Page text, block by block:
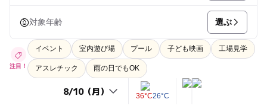
対象年齢 選ぶ
注目！
イベント 室内遊び場 プール 子ども映画 工場見学
アスレチック 雨の日でもOK
36°C26°C